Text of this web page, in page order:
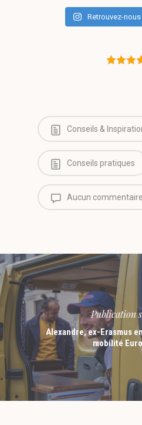
Retrouvez-
Conseils &
Conseils pratiques
Aucun commentaire
Publication
Alexandre, ex-Erasmus
mobilité